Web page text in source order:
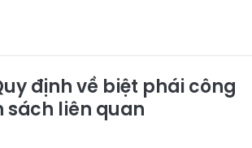
định về biệt phái công
sách liên quan